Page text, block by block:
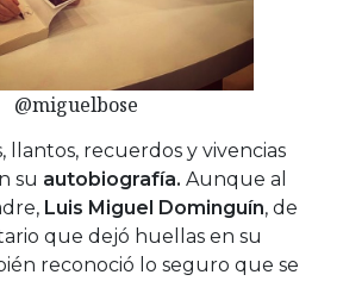
@miguelbose
llantos, recuerdos y vivencias
su autobiografía. Aunque al
Luis Miguel Dominguín, de
que dejó huellas en su
reconoció lo seguro que se